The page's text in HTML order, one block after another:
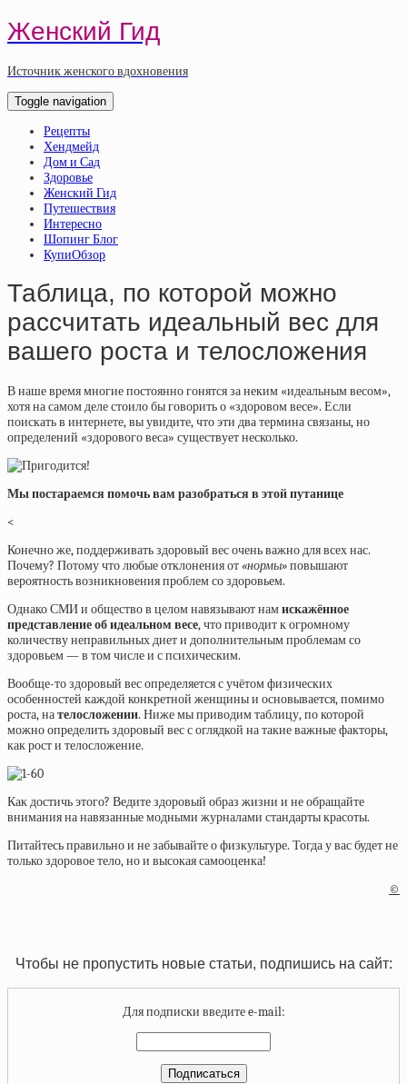
Женский Гид
Источник женского вдохновения
Toggle navigation
Рецепты
Хендмейд
Дом и Сад
Здоровье
Женский Гид
Путешествия
Интересно
Шопинг Блог
КупиОбзор
Таблица, по которой можно
рассчитать идеальный вес для
вашего роста и телосложения
В наше время многие постоянно гонятся за неким «идеальным весом»,
хотя на самом деле стоило бы говорить о «здоровом весе». Если
поискать в интернете, вы увидите, что эти два термина связаны, но
определений «здорового веса» существует несколько.
Мы постараемся помочь вам разобраться в этой путанице
<
Конечно же, поддерживать здоровый вес очень важно для всех нас.
Почему? Потому что любые отклонения от«нормы»повышают
вероятность возникновения проблем со здоровьем.
Однако СМИ и общество в целом навязывают намискажённое
представление об идеальном весе, что приводит к огромному
количеству неправильных диет и дополнительным проблемам со
здоровьем — в том числе и с психическим.
Вообще-то здоровый вес определяется с учётом физических
особенностей каждой конкретной женщины и основывается, помимо
роста, нателосложении. Ниже мы приводим таблицу, по которой
можно определить здоровый вес с оглядкой на такие важные факторы,
как рост и телосложение.
Как достичь этого? Ведите здоровый образ жизни и не обращайте
внимания на навязанные модными журналами стандарты красоты.
Питайтесь правильно и не забывайте о физкультуре. Тогда у вас будет не
только здоровое тело, но и высокая самооценка!
©
Чтобы не пропустить новые статьи, подпишись на сайт:
Для подписки введите e-mail: